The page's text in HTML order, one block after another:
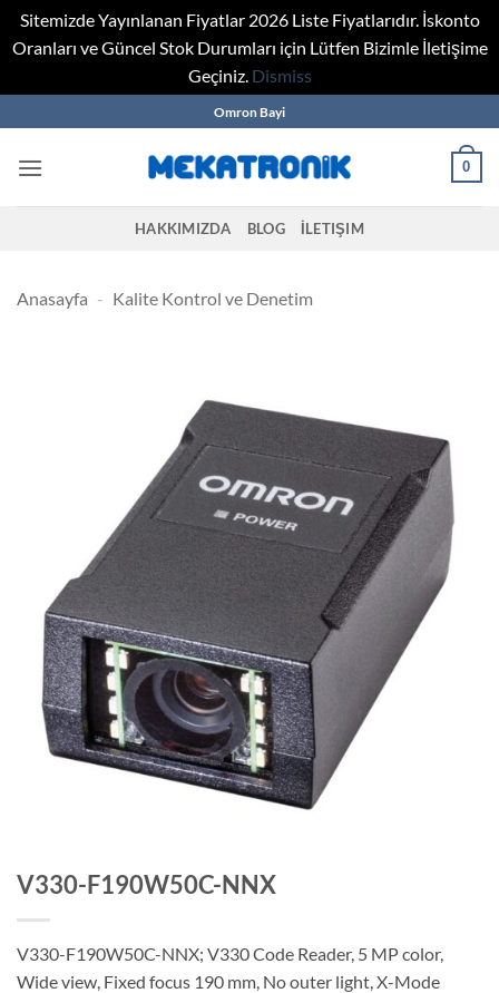
Sitemizde Yayınlanan Fiyatlar 2026 Liste Fiyatlarıdır. İskonto
Oranları ve Güncel Stok Durumları için Lütfen Bizimle İletişime
Geçiniz. Dismiss
to
content
Omron Bayi
0
HAKKIMIZDA BLOG İLETIŞIM
Anasayfa - Kalite Kontrol ve Denetim
V330-F190W50C-NNX
V330-F190W50C-NNX; V330 Code Reader, 5 MP color,
Wide view, Fixed focus 190 mm, No outer light, X-Mode